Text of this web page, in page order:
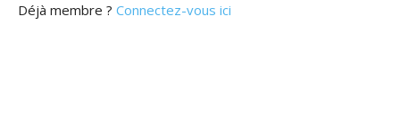
Déjà membre ? Connectez-vous ici